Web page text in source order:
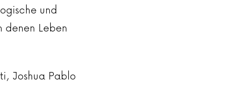
und
denen Leben
Joshua Pablo